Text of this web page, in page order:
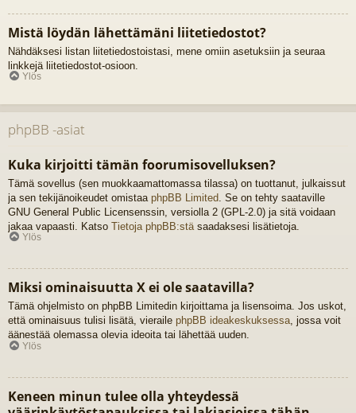
Mistä löydän lähettämäni liitetiedostot?
Nähdäksesi listan liitetiedostoistasi, mene omiin asetuksiin ja seuraa
linkkejä liitetiedostot-osioon.
Ylös
phpBB -asiat
Kuka kirjoitti tämän foorumisovelluksen?
Tämä sovellus (sen muokkaamattomassa tilassa) on tuottanut, julkaissut
ja sen tekijänoikeudet omistaa phpBB Limited . Se on tehty saataville
GNU General Public Licensenssin, versiolla 2 (GPL-2.0) ja sitä voidaan
jakaa vapaasti. Katso Tietoja phpBB:stä saadaksesi lisätietoja.
Ylös
Miksi ominaisuutta X ei ole saatavilla?
Tämä ohjelmisto on phpBB Limitedin kirjoittama ja lisensoima. Jos uskot,
että ominaisuus tulisi lisätä, vieraile phpBB ideakeskuksessa, jossa voit
äänestää olemassa olevia ideoita tai lähettää uuden.
Ylös
Keneen minun tulee olla yhteydessä